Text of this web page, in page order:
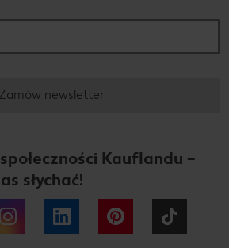
Zamów newsletter
Kauflandu –
słychać!
Instagram LinkedIn Pinterest